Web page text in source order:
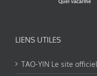
LIENS UTILES
TAO-YIN Le site